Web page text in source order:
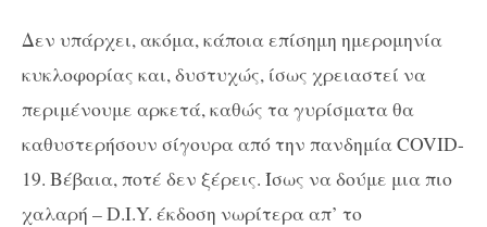
Δεν υπάρχει, ακόμα, κάποια επίσημη ημερομηνία
κυκλοφορίας και, δυστυχώς, ίσως χρειαστεί να
περιμένουμε αρκετά, καθώς τα γυρίσματα θα
καθυστερήσουν σίγουρα από την πανδημία COVID-
19. Βέβαια, ποτέ δεν ξέρεις. Ίσως να δούμε μια πιο
χαλαρή – D.I.Y. έκδοση νωρίτερα απ’ το